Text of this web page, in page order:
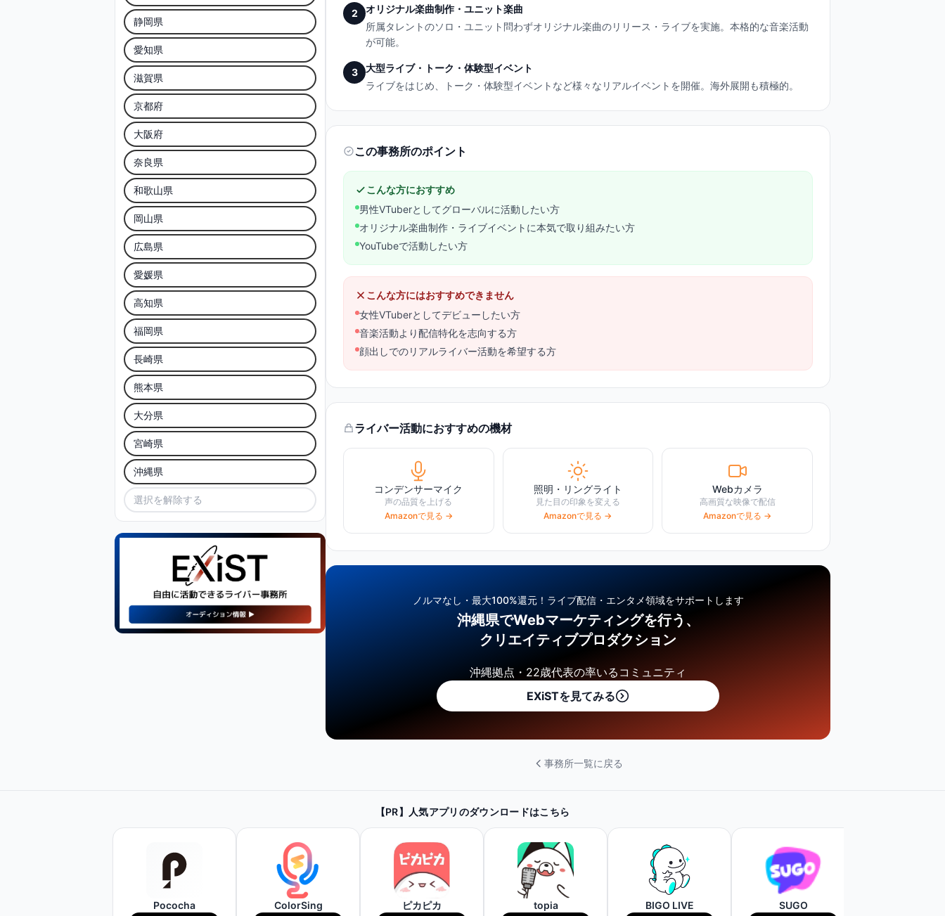
静岡県
愛知県
滋賀県
京都府
大阪府
奈良県
和歌山県
岡山県
広島県
愛媛県
高知県
福岡県
長崎県
熊本県
大分県
宮崎県
沖縄県
選択を解除する
2
オリジナル楽曲制作・ユニット楽曲
所属タレントのソロ・ユニット問わずオリジナル楽曲のリリース・ライブを実施。本格的な音楽活動
が可能。
3
大型ライブ・トーク・体験型イベント
ライブをはじめ、トーク・体験型イベントなど様々なリアルイベントを開催。海外展開も積極的。
この事務所のポイント
こんな方におすすめ
男性VTuberとしてグローバルに活動したい方
オリジナル楽曲制作・ライブイベントに本気で取り組みたい方
YouTubeで活動したい方
こんな方にはおすすめできません
女性VTuberとしてデビューしたい方
音楽活動より配信特化を志向する方
顔出しでのリアルライバー活動を希望する方
ライバー活動におすすめの機材
コンデンサーマイク
声の品質を上げる
Amazonで見る →
照明・リングライト
見た目の印象を変える
Amazonで見る →
Webカメラ
高画質な映像で配信
Amazonで見る →
ノルマなし・最大100%還元！ ライブ配信・エンタメ領域をサポートします
沖縄県でWebマーケティングを行う、
クリエイティブプロダクション
沖縄拠点・22歳代表の率いるコミュニティ
EXiSTを見てみる
事務所一覧に戻る
【PR】人気アプリのダウンロードはこちら
Pococha ColorSing ピカピカ topia BIGO LIVE SUGO